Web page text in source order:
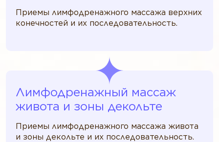
Приемы лимфодренажного массажа верхних
конечностей и их последовательность.
Лимфодренажный массаж
живота и зоны декольте
Приемы лимфодренажного массажа живота
и зоны декольте и их последовательность.